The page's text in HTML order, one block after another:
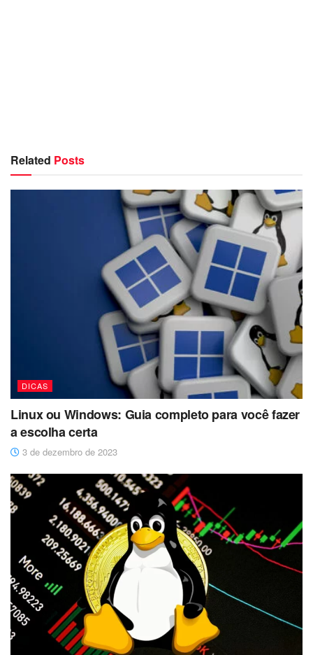
Related Posts
DICAS
Linux ou Windows: Guia completo para você fazer
a escolha certa
3 de dezembro de 2023